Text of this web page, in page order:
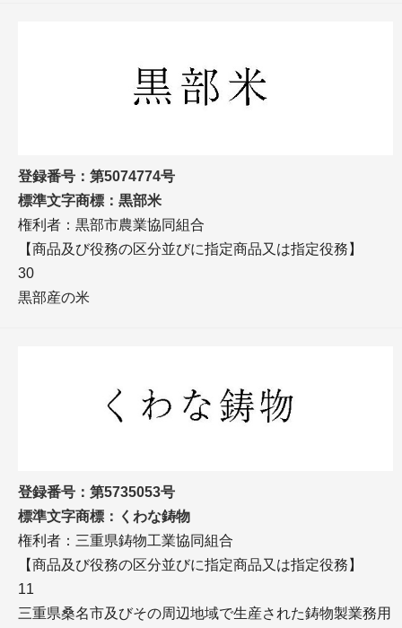
登録番号：第5074774号
標準文字商標：黒部米
権利者：黒部市農業協同組合
【商品及び役務の区分並びに指定商品又は指定役務】
30
黒部産の米
登録番号：第5735053号
標準文字商標：くわな鋳物
権利者：三重県鋳物工業協同組合
【商品及び役務の区分並びに指定商品又は指定役務】
11
三重県桑名市及びその周辺地域で生産された鋳物製業務用